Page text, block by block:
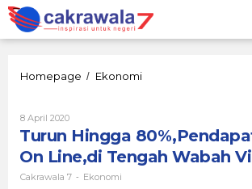
Lewati
ke
konten
Homepage / EkonomiTurun
On
Line,di
Tengah
8 April 2020Oleh
Cakrawala
Turun Hingga
On Line,di Tengah Wabah
Cakrawala 7 - Ekonomi